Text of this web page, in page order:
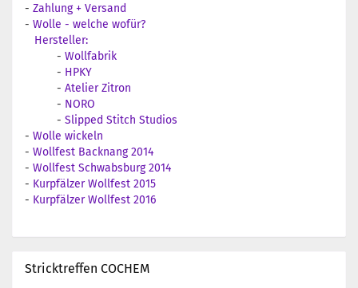
- Zahlung + Versand
- Wolle - welche wofür?
Hersteller:
- Wollfabrik
- HPKY
- Atelier Zitron
- NORO
- Slipped Stitch Studios
- Wolle wickeln
- Wollfest Backnang 2014
- Wollfest Schwabsburg 2014
- Kurpfälzer Wollfest 2015
- Kurpfälzer Wollfest 2016
Stricktreffen COCHEM